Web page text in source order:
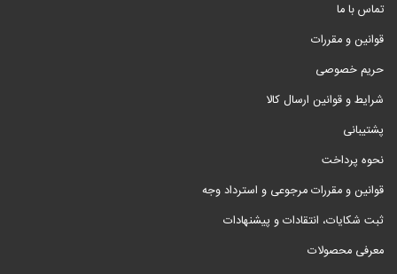
تماس با ما
قوانین و مقررات
حریم خصوصی
شرایط و قوانین ارسال کالا
پشتیبانی
نحوه پرداخت
قوانین و مقررات مرجوعی و استرداد وجه
ثبت شکایات، انتقادات و پیشنهادات
معرفی محصولات